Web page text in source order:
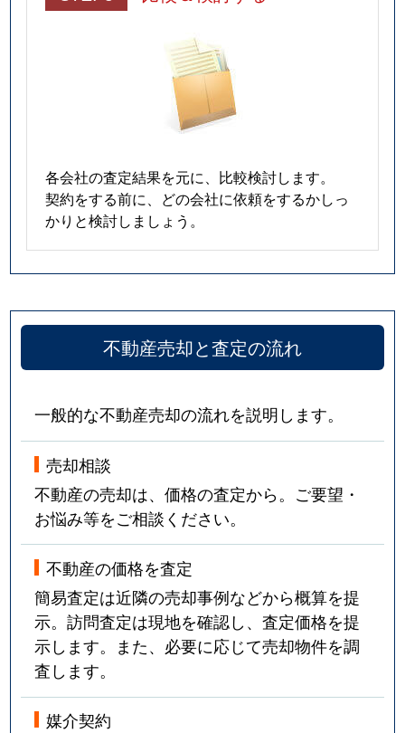
各会社の査定結果を元に、比較検討します。
契約をする前に、どの会社に依頼をするかしっ
かりと検討しましょう。
不動産売却と査定の流れ
一般的な不動産売却の流れを説明します。
売却相談
不動産の売却は、価格の査定から。ご要望・
お悩み等をご相談ください。
不動産の価格を査定
簡易査定は近隣の売却事例などから概算を提
示。訪問査定は現地を確認し、査定価格を提
示します。また、必要に応じて売却物件を調
査します。
媒介契約